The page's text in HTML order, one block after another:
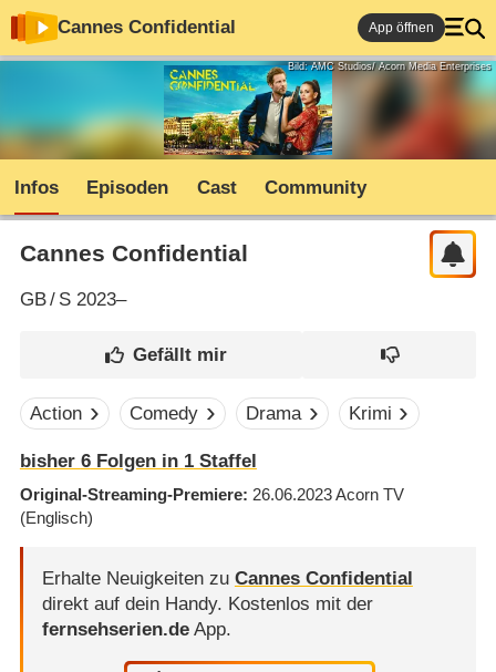
Cannes Confidential App öffnen
Bild: AMC Studios/ Acorn Media Enterprises
Infos Episoden Cast Community
Cannes Confidential
GB/ S2023–
Action Comedy Drama Krimi
bisher 6Folgen in 1Staffel
Original-Streaming-Premiere 26.06.2023Acorn TV
(Englisch)
Erhalte Neuigkeiten zu Cannes Confidential
direkt auf dein Handy. Kostenlos mit der
fernsehserien.deApp.